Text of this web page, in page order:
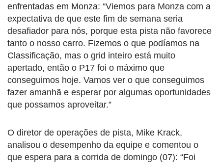
enfrentadas em Monza: “Viemos para Monza com a
expectativa de que este fim de semana seria
desafiador para nós, porque esta pista não favorece
tanto o nosso carro. Fizemos o que podíamos na
Classificação, mas o grid inteiro está muito
apertado, então o P17 foi o máximo que
conseguimos hoje. Vamos ver o que conseguimos
fazer amanhã e esperar por algumas oportunidades
que possamos aproveitar.”
O diretor de operações de pista, Mike Krack,
analisou o desempenho da equipe e comentou o
que espera para a corrida de domingo (07): “Foi